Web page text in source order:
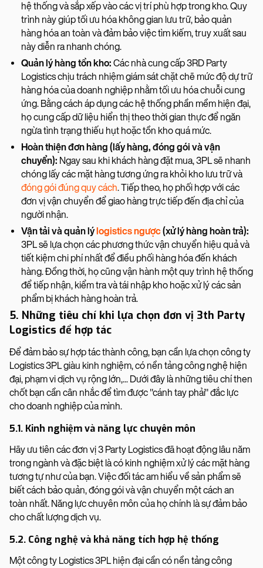
hệ thống và sắp xếp vào các vị trí phù hợp trong kho. Quy
trình này giúp tối ưu hóa không gian lưu trữ, bảo quản
hàng hóa an toàn và đảm bảo việc tìm kiếm, truy xuất sau
này diễn ra nhanh chóng.
Quản lý hàng tồn kho: Các nhà cung cấp 3RD Party
Logistics chịu trách nhiệm giám sát chặt chẽ mức độ dự trữ
hàng hóa của doanh nghiệp nhằm tối ưu hóa chuỗi cung
ứng. Bằng cách áp dụng các hệ thống phần mềm hiện đại,
họ cung cấp dữ liệu hiển thị theo thời gian thực để ngăn
ngừa tình trạng thiếu hụt hoặc tồn kho quá mức.
Hoàn thiện đơn hàng (lấy hàng, đóng gói và vận
chuyển): Ngay sau khi khách hàng đặt mua, 3PL sẽ nhanh
chóng lấy các mặt hàng tương ứng ra khỏi kho lưu trữ và
đóng gói đúng quy cách. Tiếp theo, họ phối hợp với các
đơn vị vận chuyển để giao hàng trực tiếp đến địa chỉ của
người nhận.
Vận tải và quản lý logistics ngược(xử lý hàng hoàn trả):
3PL sẽ lựa chọn các phương thức vận chuyển hiệu quả và
tiết kiệm chi phí nhất để điều phối hàng hóa đến khách
hàng. Đồng thời, họ cũng vận hành một quy trình hệ thống
để tiếp nhận, kiểm tra và tái nhập kho hoặc xử lý các sản
phẩm bị khách hàng hoàn trả.
5. Những tiêu chí khi lựa chọn đơn vị 3th Party
Logistics để hợp tác
Để đảm bảo sự hợp tác thành công, bạn cần lựa chọn công ty
Logistics 3PL giàu kinh nghiệm, có nền tảng công nghệ hiện
đại, phạm vi dịch vụ rộng lớn,... Dưới đây là những tiêu chí then
chốt bạn cần cân nhắc để tìm được "cánh tay phải" đắc lực
cho doanh nghiệp của mình.
5.1. Kinh nghiệm và năng lực chuyên môn
Hãy ưu tiên các đơn vị 3 Party Logistics đã hoạt động lâu năm
trong ngành và đặc biệt là có kinh nghiệm xử lý các mặt hàng
tương tự như của bạn. Việc đối tác am hiểu về sản phẩm sẽ
biết cách bảo quản, đóng gói và vận chuyển một cách an
toàn nhất. Năng lực chuyên môn của họ chính là sự đảm bảo
cho chất lượng dịch vụ.
5.2. Công nghệ và khả năng tích hợp hệ thống
Một công ty Logistics 3PL hiện đại cần có nền tảng công